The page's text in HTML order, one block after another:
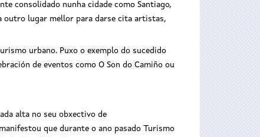
consolidado nunha cidade como Santiago,
outro lugar mellor para darse cita artistas,
urbano. Puxo o exemplo do sucedido
de eventos como O Son do Camiño ou
alta no seu obxectivo de
que durante o ano pasado Turismo